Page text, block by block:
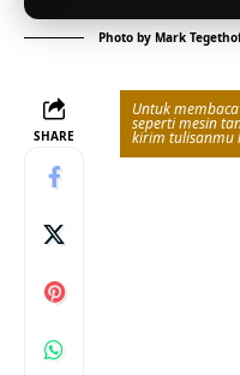
Photo by Mark
SHARE
Untuk
seperti mesin
kirim tulisanmu